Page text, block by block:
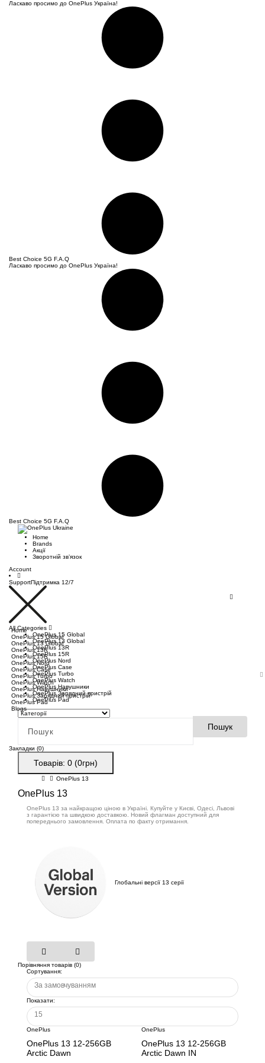
Ласкаво просимо до OnePlus Україна!
Best Choice 5G F.A.Q
Ласкаво просимо до OnePlus Україна!
Best Choice 5G F.A.Q
Home
Brands
Акції
Зворотній зв’язок
Account
SupportПідтримка 12/7
Home
OnePlus 15 Global
OnePlus 13 Global
OnePlus 13R
OnePlus 15R
OnePlus Nord
OnePlus Case
OnePlus Turbo
OnePlus Watch
OnePlus Навушники
OnePlus Зарядний пристрій
OnePlus Pad
Blogs
All Categories
OnePlus 15 Global
OnePlus 13 Global
OnePlus 13R
OnePlus 15R
OnePlus Nord
OnePlus Case
OnePlus Turbo
OnePlus Watch
OnePlus Навушники
OnePlus Зарядний пристрій
OnePlus Pad
Пошук
Закладки (0)
Товарів: 0 (0грн)
OnePlus 13
OnePlus 13
OnePlus 13 за найкращою ціною в Україні. Купуйте у Києві, Одесі, Львові
з гарантією та швидкою доставкою. Новий флагман доступний для
попереднього замовлення. Оплата по факту отримання.
Глобальні версії 13 серії
Порівняння товарів (0)
Сортування:
За замовчуванням
Показати:
15
OnePlus
OnePlus 13 12-256GB
Arctic Dawn
OnePlus
OnePlus 13 12-256GB
Arctic Dawn IN